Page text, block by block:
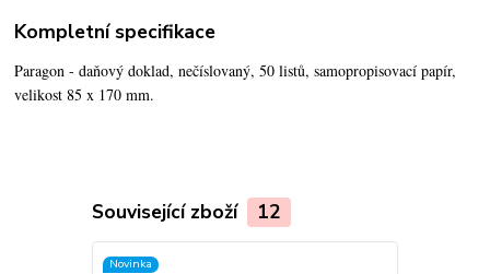
Kompletní specifikace
Paragon - daňový doklad, nečíslovaný, 50 listů, samopropisovací papír,
velikost 85 x 170 mm.
Související zboží 12
Novinka